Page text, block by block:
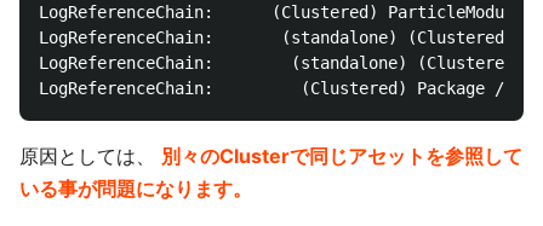
LogReferenceChain:      (Clustered)
LogReferenceChain:       (standalone) (Clustered)
LogReferenceChain:        (standalone) (Clustered)
原因としては、 別々のClusterで同じアセットを参照して
いる事が問題になります。